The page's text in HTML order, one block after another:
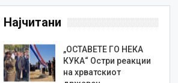
Најчитани
„ОСТАВЕТЕ ГО НЕКА
КУКА“ Остри реакции
на хрватскиот